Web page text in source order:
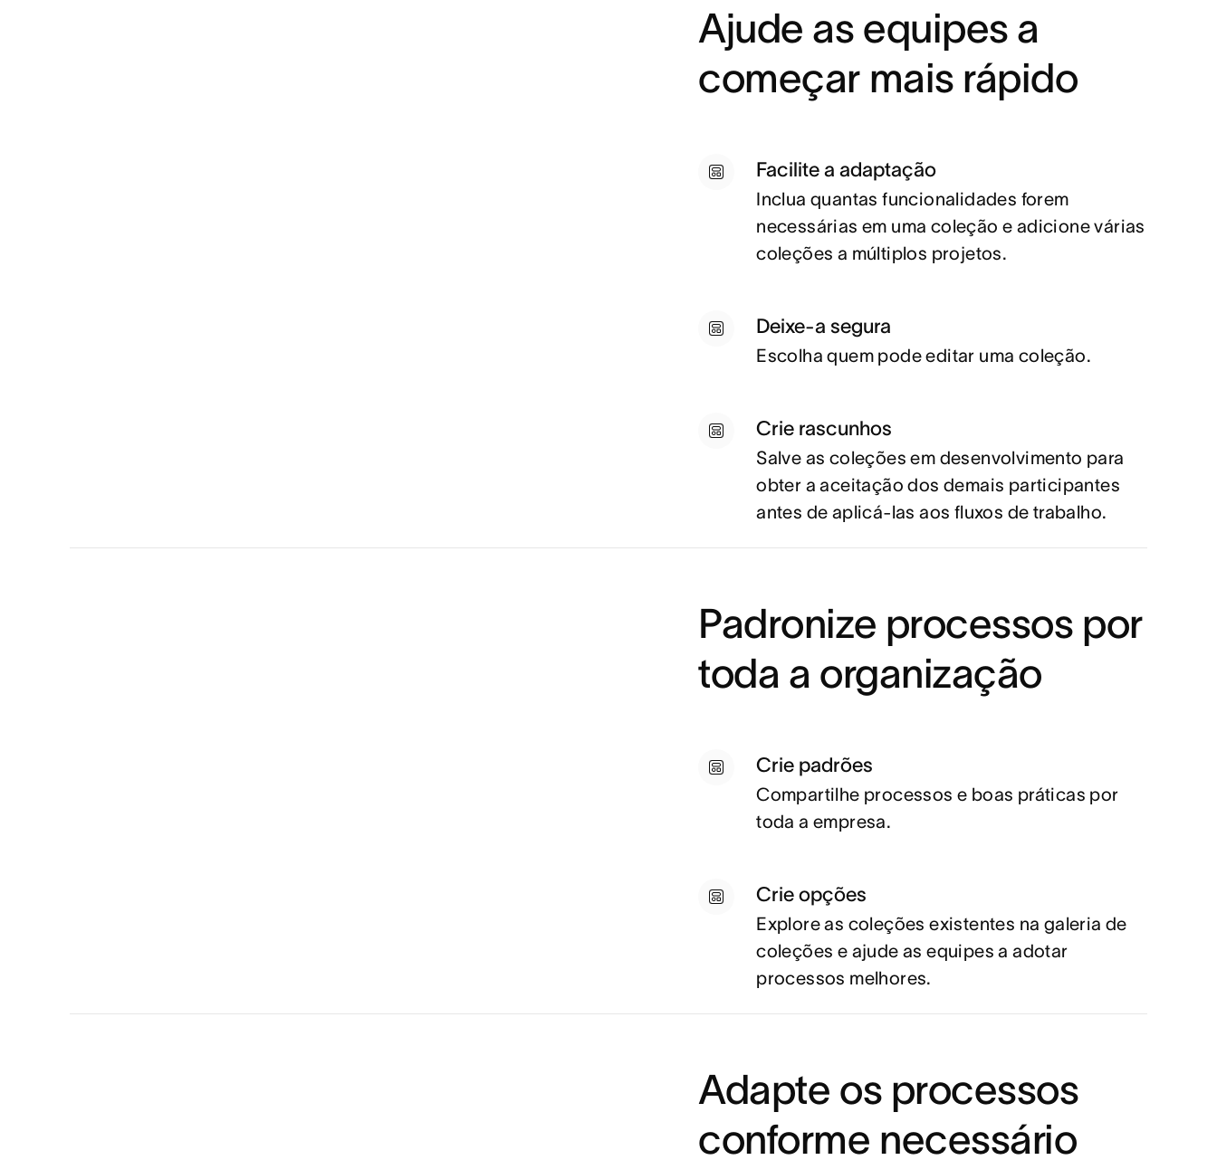
Ajude as equipes a
começar mais rápido
Facilite a adaptação
Inclua quantas funcionalidades forem
necessárias em uma coleção e adicione várias
coleções a múltiplos projetos.
Deixe-a segura
Escolha quem pode editar uma coleção.
Crie rascunhos
Salve as coleções em desenvolvimento para
obter a aceitação dos demais participantes
antes de aplicá-las aos fluxos de trabalho.
Padronize processos por
toda a organização
Crie padrões
Compartilhe processos e boas práticas por
toda a empresa.
Crie opções
Explore as coleções existentes na galeria de
coleções e ajude as equipes a adotar
processos melhores.
Adapte os processos
conforme necessário